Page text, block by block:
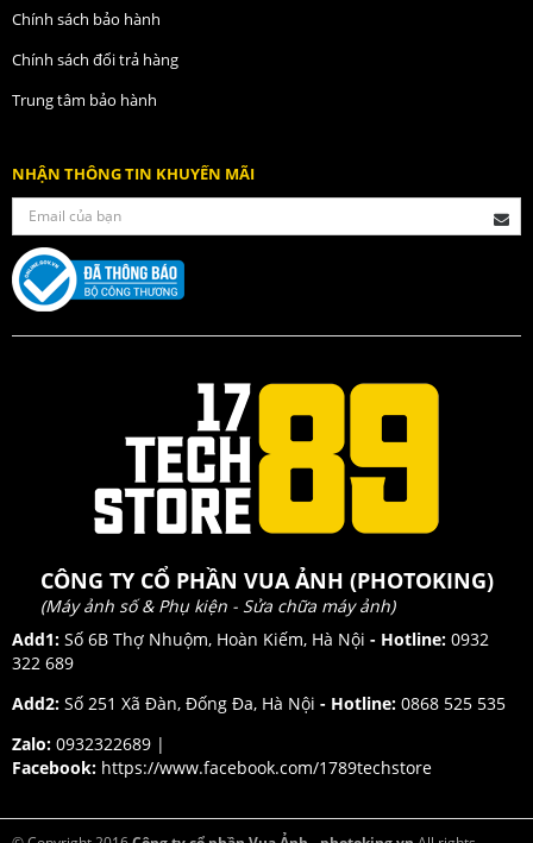
Chính sách bảo hành
Chính sách đổi trả hàng
Trung tâm bảo hành
NHẬN THÔNG TIN KHUYẾN MÃI
CÔNG TY CỔ PHẦN VUA ẢNH (PHOTOKING)
(Máy ảnh số & Phụ kiện - Sửa chữa máy ảnh)
Add1: Số 6B Thợ Nhuộm, Hoàn Kiếm, Hà Nội - Hotline: 0932
322 689
Add2: Số 251 Xã Đàn, Đống Đa, Hà Nội - Hotline: 0868 525 535
Zalo: 0932322689 |
Facebook: https://www.facebook.com/1789techstore